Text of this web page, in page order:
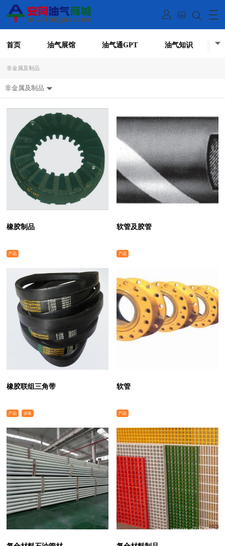
首页 油气展馆 油气通GPT 油气知识
非金属及制品
非金属及制品
橡胶制品
产品
软管及胶管
产品
橡胶联组三角带
产品 设备
软管
产品